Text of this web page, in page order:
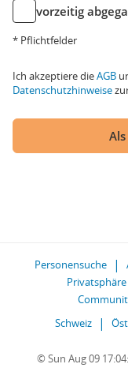
vorzeitig
* Pflichtfelder
Ich akzeptiere dieAGB
Datenschutzhinweise
Personensuche
Privatsphäre
Schweiz
© Sun Aug 09